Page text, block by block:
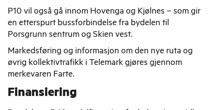
P10 vil også gå innom Hovenga og Kjølnes – som gir
en etterspurt bussforbindelse fra bydelen til
Porsgrunn sentrum og Skien vest.
Markedsføring og informasjon om den nye ruta og
øvrig kollektivtrafikk i Telemark gjøres gjennom
merkevaren Farte.
Finansiering